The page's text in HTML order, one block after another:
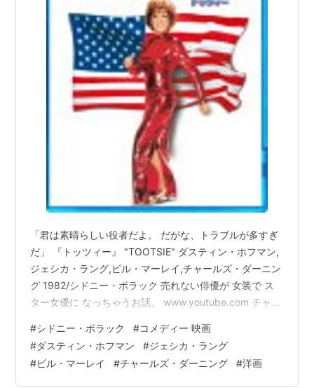
エバーウッド 遥かなるコロラド（シーズン4）
（2005-2006）＜TV＞ ゲスト出演
レスキュー・ミー 〜NYの英雄たち（シーズン2）
（2005）＜TV＞ ゲスト出演
殺人課刑事（2005）出演
ザ・Ｌ.Ａ.ライオット・ショー（2005） 出演
NCIS 〜ネイビー犯罪捜査班（シーズン2）（2004-
2005）＜TV＞ ゲスト出演-サンタよ、愛を取りもど
（2004）＜TVM＞
ワン・ラスト・ライド（2003）＜未＞
外野フリーク狂奏曲 （2001）＜TVM＞
LAPD 処刑分署（2000）＜未＞
消滅水域 （2000）＜未＞
予感する男（1999）＜TVM＞
ブラック・デイズ／裏切りの系譜（1998）＜未＞
ギャング・オブ・シカゴ 復讐の鎮魂歌
ム）（1998）＜TVM＞
ハード・タイム
（1998）＜TVM＞
「君は素晴らしい役者だよ。 だがな、トラブルが多すぎ
だ」 『トッツィー』 "TOOTSIE" ダスティン・ホフマン,
ジェシカ・ラング,ビル・マーレイ,チャールズ・ダーニン
グ 1982/シドニー・ポラック 売れない俳優が 女装で ス
ター女優に なっちゃうお話。 www.youtube.com チャン
がられ、 何度オーディションに行っても いっこうにお呼
びがかからない マイケル・ドーシー という役者がおりま
した。 付き添いで行った 連続ドラマの 新キャラのオー
#シドニー・ポラック #コメディー 映画
#ダスティン・ホフマン #ジェシカ・ラング
#ビル・マーレイ #チャールズ・ダーニング #洋画